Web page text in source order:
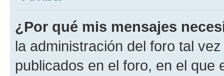
¿Por qué mis mensajes
la administración del foro tal
publicados en el foro, en el